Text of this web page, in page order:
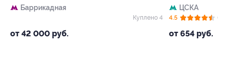
Баррикадная
от 42 000 руб.
Куплено 4
ЦСКА
от 654 руб.
4.5 (63)